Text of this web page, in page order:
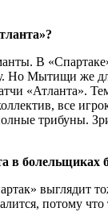
В
Но Мытищи же
«Атланта».
все
трибуны.
в
выглядит
потому